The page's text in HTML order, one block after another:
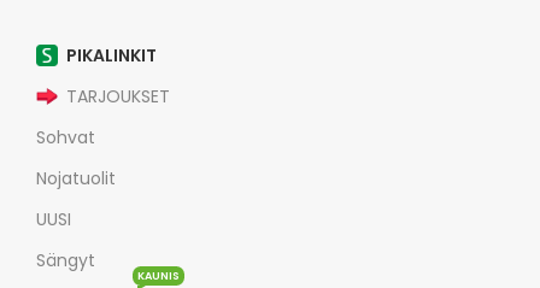
PIKALINKIT
TARJOUKSET
Sohvat
Nojatuolit
UUSI
Sängyt
KAUNIS